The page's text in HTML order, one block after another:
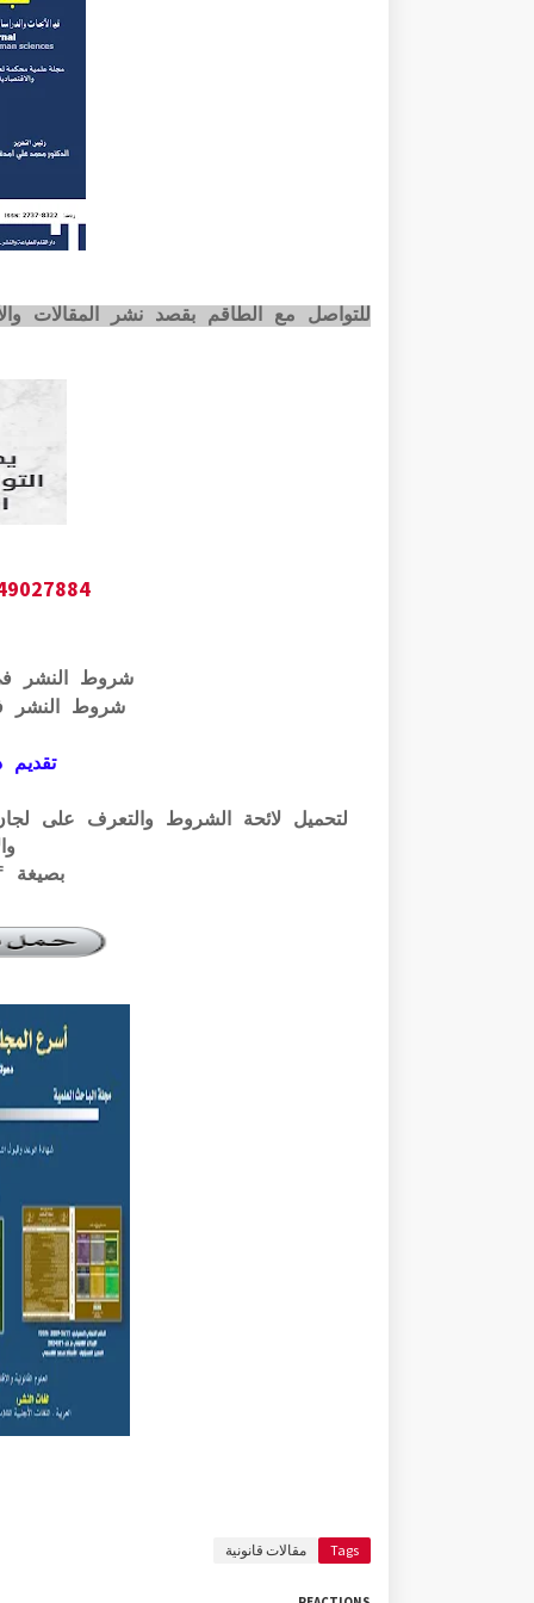
للتواصل مع الطاقم بقصد نشر المقالات
شروط النشر
شروط النشر
بصيغة pdf الرابط أسفله:
Tags مقالات قانونية